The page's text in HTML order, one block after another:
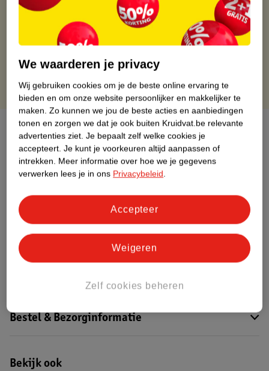
Op werkdagen voor 22:00 uur besteld, volgende dag in huis
Gratis thuisbezorgd vanaf 50.00
Gratis retourneren binnen 30 dagen
Gratis punten met je Kruidvat kaart
Over dit product
Productinformatie
Nature Impact Score
Dit product heeft (nog) geen Nature
Bestel & Bezorginformatie
Bekijk ook
We waarderen je privacy
Wij gebruiken cookies om je de beste online ervaring te
bieden en om onze website persoonlijker en makkelijker te
maken. Zo kunnen we jou de beste acties en aanbiedingen
tonen en zorgen we dat je ook buiten Kruidvat.be relevante
advertenties ziet. Je bepaalt zelf welke cookies je
accepteert. Je kunt je voorkeuren altijd aanpassen of
intrekken. Meer informatie over hoe we je gegevens
verwerken lees je in ons Privacybeleid.
Zelf cookies beheren
Weigeren
Accepteer